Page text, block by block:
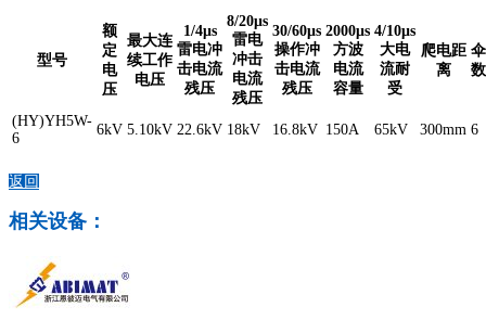
型号
额
定
电
压
最大连
续工作
电压
1/4μs
雷电冲
击电流
残压
8/20μs
雷电
冲击
电流
残压
30/60μs
操作冲
击电流
残压
2000μs
方波
电流
容量
4/10μs
大电
流耐
受
爬电距
离
伞
数
(HY)YH5W-
6
6kV 5.10kV 22.6kV 18kV 16.8kV 150A 65kV 300mm 6
返回
相关设备：